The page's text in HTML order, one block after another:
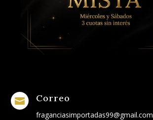
 Correo
fraganciasimportadas99@gmail.com